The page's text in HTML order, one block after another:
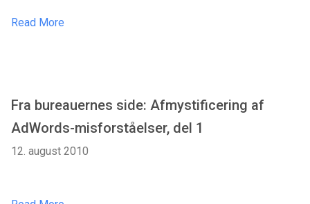
Read More
Fra bureauernes side: Afmystificering af
AdWords-misforståelser, del 1
12. august 2010